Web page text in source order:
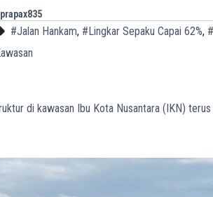
#Jalan Hankam, #Lingkar Sepaku Capai 62%,
di kawasan Ibu Kota Nusantara (IKN)